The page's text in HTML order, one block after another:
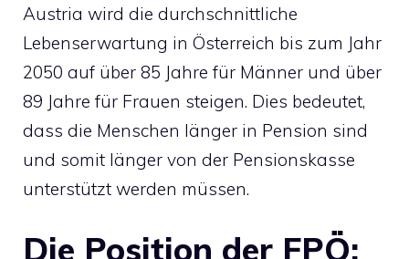
Austria wird die durchschnittliche
Lebenserwartung in Österreich bis zum Jahr
2050 auf über 85 Jahre für Männer und über
89 Jahre für Frauen steigen. Dies bedeutet,
dass die Menschen länger in Pension sind
und somit länger von der Pensionskasse
unterstützt werden müssen.
Die Position der FPÖ: